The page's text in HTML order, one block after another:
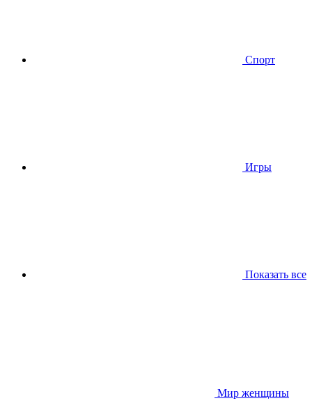
Спорт
Игры
Показать все
Мир женщины